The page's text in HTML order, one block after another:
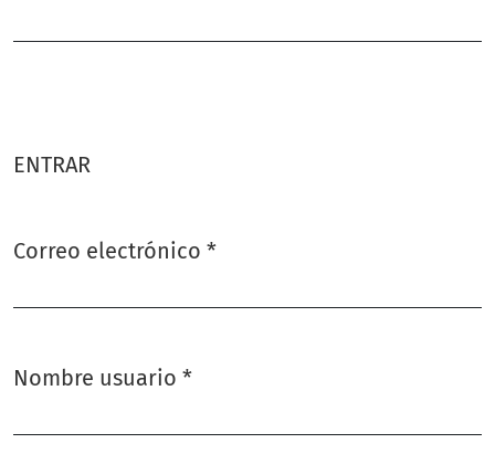
ENTRAR
Correo electrónico *
Nombre usuario *